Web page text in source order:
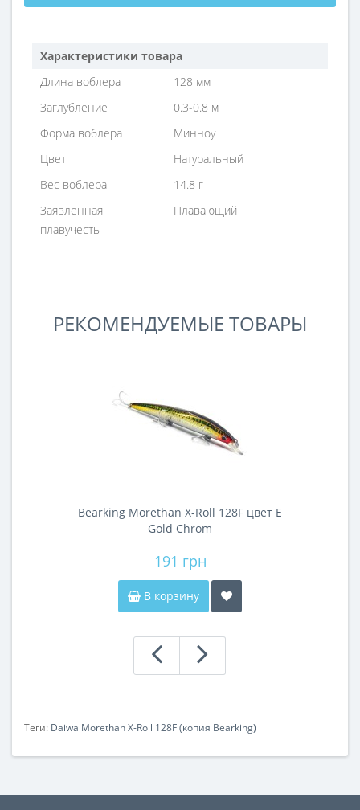
Характеристики товара
Длина воблера
128 мм
Заглубление
0.3-0.8 м
Форма воблера
Минноу
Цвет
Натуральный
Вес воблера
14.8 г
Заявленная
плавучесть
Плавающий
РЕКОМЕНДУЕМЫЕ ТОВАРЫ
Bearking Morethan X-Roll 128F цвет E
Gold Chrom
191 грн
В корзину
Теги: Daiwa Morethan X-Roll 128F (копия Bearking)